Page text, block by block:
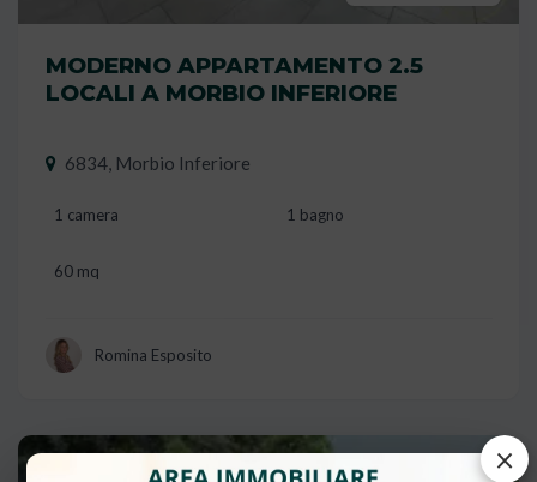
MODERNO APPARTAMENTO 2.5
LOCALI A MORBIO INFERIORE
6834, Morbio Inferiore
1 camera 1 bagno
60 mq
Romina Esposito
×